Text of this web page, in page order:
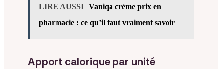
LIRE AUSSI Vaniqa crème prix en
pharmacie : ce qu’il faut vraiment savoir
Apport calorique par unité